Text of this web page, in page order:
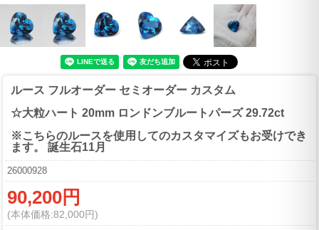
ルース フルオーダー セミオーダー カスタム
☆大粒ハート 20mm ロンドンブルートパーズ 29.72ct
※こちらのルースを使用してのカスタマイズもお受けでき
ます。 誕生石11月
26000928
90,200円
(本体価格:82,000円)